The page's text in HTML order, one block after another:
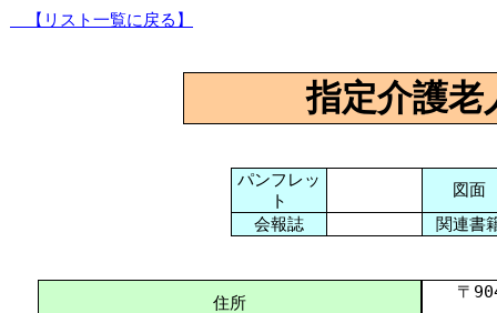
【リスト一覧に戻る】
指定介護老
パンフレッ
ト
図面
会報誌
関連書
住所
〒